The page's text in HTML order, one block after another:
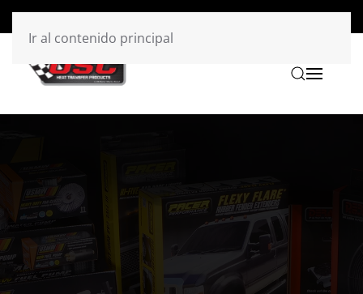
Ir al contenido principal